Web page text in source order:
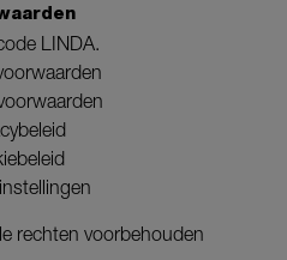
LINDA.
rechten voorbehouden